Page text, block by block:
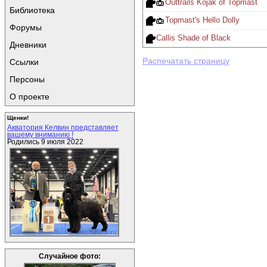
Библиотека
Форумы
Дневники
Ссылки
Персоны
О проекте
Щенки!
Акватория Келвин представляет
вашему вниманию !
Родились 9 июля 2022
Случайное фото:
Outtrails Kojak of Topmast
Topmast's Hello Dolly
Callis Shade of Black
Распечатать страницу